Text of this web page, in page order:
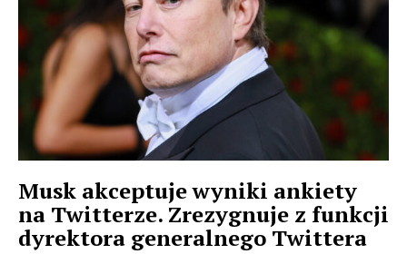
Musk akceptuje wyniki ankiety
na Twitterze. Zrezygnuje z funkcji
dyrektora generalnego Twittera